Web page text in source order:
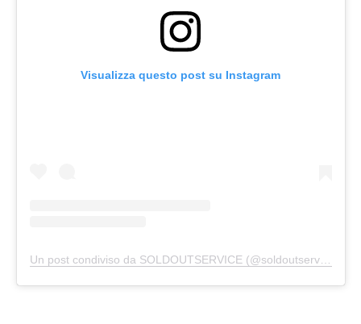
Visualizza questo post su Instagram
Un post condiviso da SOLDOUTSERVICE (@soldoutserviceitaly)